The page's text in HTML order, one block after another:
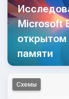
Microsoft
открытом
памяти
Схемы